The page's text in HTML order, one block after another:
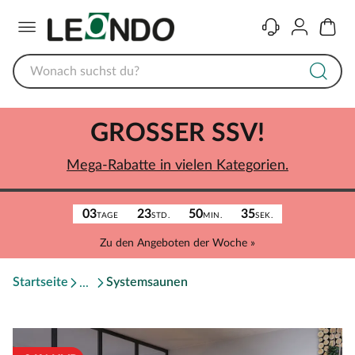
KontaktKonto
03TAGE 23STD. 50MIN. 35SEK.
Zu den Angeboten der Woche »
GROSSER SSV!
Mega-Rabatte in vielen Kategorien.
Startseite Systemsaunen